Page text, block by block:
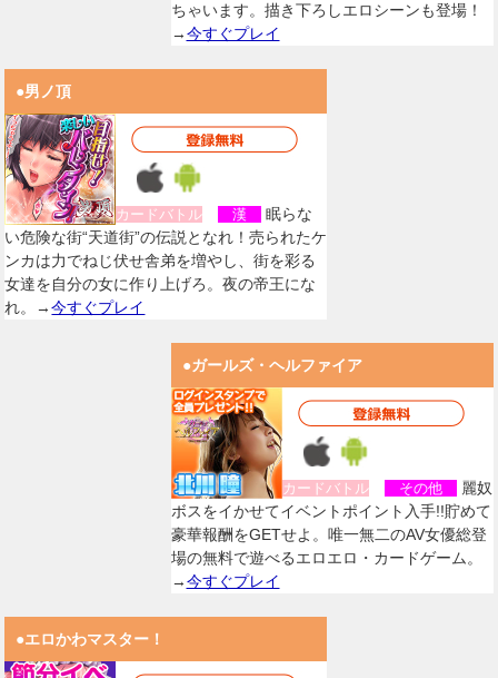
ちゃいます。描き下ろしエロシーンも登場！
→今すぐプレイ
●男ノ頂
カードバトル 漢
眠らな
い危険な街“天道街”の伝説となれ！売られたケ
ンカは力でねじ伏せ舎弟を増やし、街を彩る
女達を自分の女に作り上げろ。夜の帝王にな
れ。→今すぐプレイ
●ガールズ・ヘルファイア
カードバトル その他
麗奴
ボスをイかせてイベントポイント入手!!貯めて
豪華報酬をGETせよ。唯一無二のAV女優総登
場の無料で遊べるエロエロ・カードゲーム。
→今すぐプレイ
●エロかわマスター！